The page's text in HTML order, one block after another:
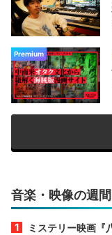
Premium
音楽・映像の週
ミステリー映画